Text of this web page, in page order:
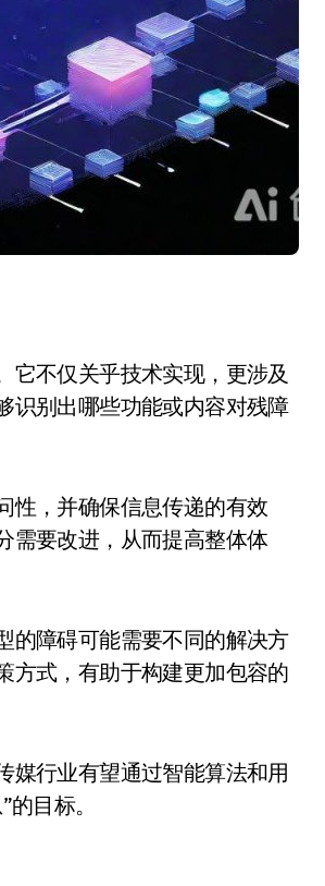
它不仅关乎技术实现，更涉及
识别出哪些功能或内容对残障
性，并确保信息传递的有效
需要改进，从而提高整体体
的障碍可能需要不同的解决方
方式，有助于构建更加包容的
媒行业有望通过智能算法和用
目标。